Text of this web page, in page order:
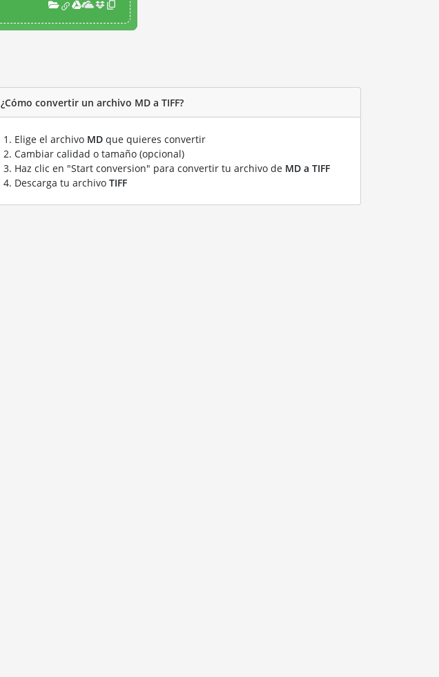
¿Cómo convertir un archivo MD a TIFF?
Elige el archivo MD que quieres convertir
Cambiar calidad o tamaño (opcional)
Haz clic en "Start conversion" para convertir tu archivo de MD a TIFF
Descarga tu archivo TIFF